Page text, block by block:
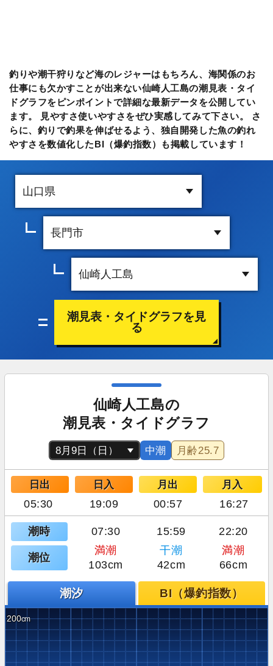
釣りや潮干狩りなど海のレジャーはもちろん、海関係のお
仕事にも欠かすことが出来ない仙崎人工島の潮見表・タイ
ドグラフをピンポイントで詳細な最新データを公開してい
ます。 見やすさ使いやすさをぜひ実感してみて下さい。 さ
らに、釣りで釣果を伸ばせるよう、独自開発した魚の釣れ
やすさを数値化したBI（爆釣指数）も掲載しています！
潮見表・タイドグラフを見
る
仙崎人工島の
潮見表・タイドグラフ
中潮 月齢25.7
日出 日入 月出 月入
05:30 19:09 00:57 16:27
潮時 07:30 15:59 22:20
潮位
満潮 干潮
満潮
103cm
42cm 66cm
潮汐 BI（爆釣指数）
200